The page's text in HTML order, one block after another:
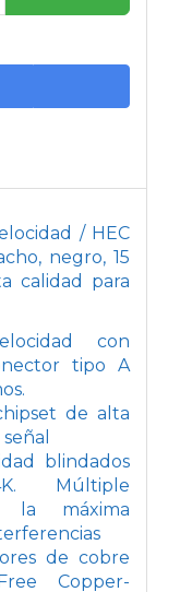
/ HEC
negro, 15
calidad para
con
tipo A
de alta
blindados
Múltiple
la máxima
de cobre
Copper-